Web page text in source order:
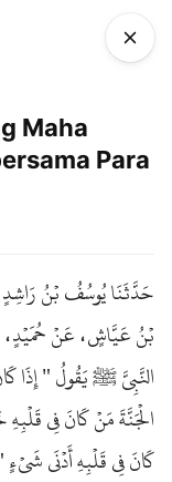
Maha
Para
حَدَّثَنَا يُوسُفُ بْنُ
بْنُ عَيَّاشٍ، عَنْ حُمَيْدٍ،
النَّبِيَّ ﷺ يَقُولُ " إِذَا
الْجَنَّةَ مَنْ كَانَ فِي
كَانَ فِي قَلْبِهِ أَدْنَى